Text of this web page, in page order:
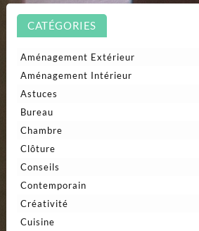
CATÉGORIES
Aménagement Extérieur
Aménagement Intérieur
Astuces
Bureau
Chambre
Clôture
Conseils
Contemporain
Créativité
Cuisine